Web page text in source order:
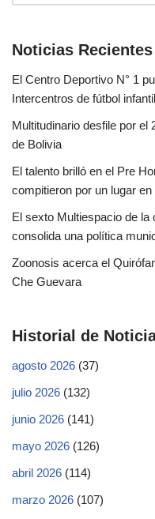
Noticias Recientes
El Centro Deportivo N° 1
Intercentros de fútbol infantil
Multitudinario desfile por el
de Bolivia
El talento brilló en el Pre
compitieron por un lugar
El sexto Multiespacio de la
consolida una política
Zoonosis acerca el
Che Guevara
Historial de
agosto 2026 (37)
julio 2026 (132)
junio 2026 (141)
mayo 2026 (126)
abril 2026 (114)
marzo 2026 (107)